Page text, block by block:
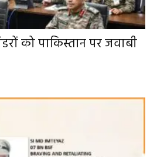
को पाकिस्तान पर जवाबी